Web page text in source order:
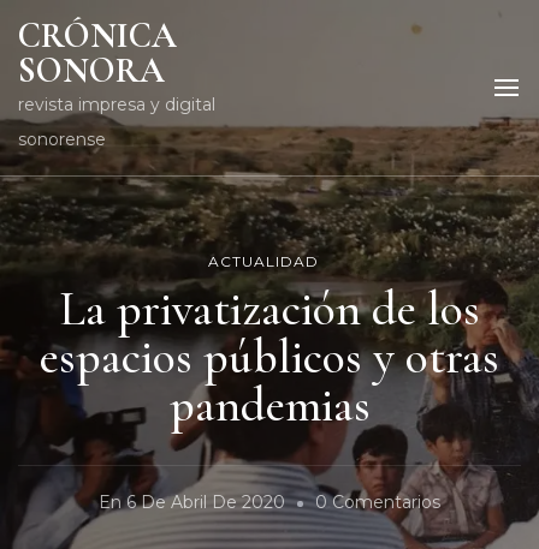
CRÓNICA
SONORA
revista impresa y digital
sonorense
ACTUALIDAD
La privatización de los
espacios públicos y otras
pandemias
En6 De Abril De 2020 0 ComentariosEn
La